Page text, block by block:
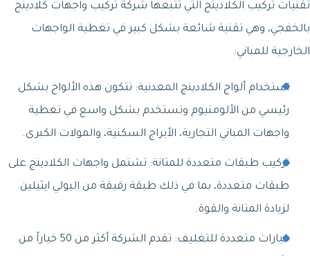
تقنيات تركيب الكلادينج التي تتبعها شركة تركيب واجهات كلادينج
بالخفجي، وهي تقنية شائعة بشكل كبير في تغطية الواجهات
الخارجية للمباني:
استخدام ألواح الكلادينج المعدنية: تتكون هذه الألواح بشكل
رئيسي من الألومنيوم وتستخدم بشكل واسع في تغطية
واجهات المباني التجارية، الأبراج السكنية، والمولات الكبرى.
تركيب طبقات متعددة للمتانة: تشتمل واجهات الكلادينج على
طبقات متعددة، بما في ذلك طبقة رقيقة من البولي ايثيلين
لزيادة المتانة والقوة.
خيارات متعددة للتغليف: تقدم الشركة أكثر من 50 خياراً من